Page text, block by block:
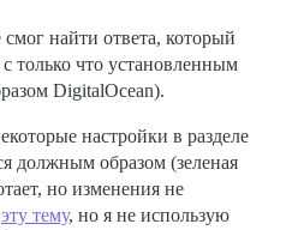
найти ответа, который
только что установленным
DigitalOcean).
настройки в разделе
должным образом (зеленая
но изменения не
эту тему, но я не использую